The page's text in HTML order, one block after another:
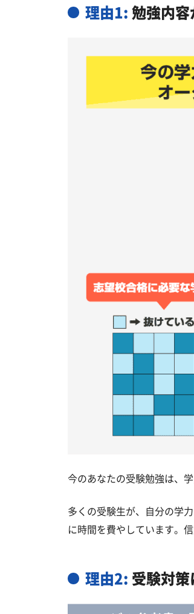
理由1:勉強内
今のあなたの受験勉強は、
多くの受験生が、自分の学
に時間を費やしています。
理由2: 受験対